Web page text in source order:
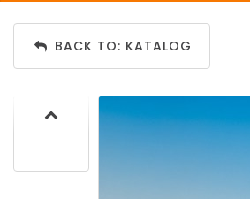
BACK TO: KATALOG